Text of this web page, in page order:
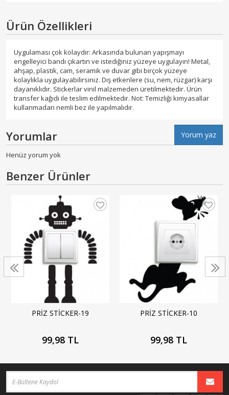
Ürün Özellikleri
Uygulaması çok kolaydır: Arkasında bulunan yapışmayı
engelleyici bandı çıkartın ve istediğiniz yüzeye uygulayın! Metal,
ahşap, plastik, cam, seramik ve duvar gibi birçok yüzeye
kolaylıkla uygulayabilirsiniz. Dış etkenlere (su, nem, rüzgar) karşı
dayanıklıdır. Stickerlar vinil malzemeden üretilmektedir. Ürün
transfer kağıdı ile teslim edilmektedir. Not: Temizliği kimyasallar
kullanmadan nemli bez ile yapılmalıdır.
Yorumlar Yorum yaz
Henüz yorum yok
Benzer Ürünler
PRİZ STİCKER-19
99,98 TL
PRİZ STİCKER-10
99,98 TL